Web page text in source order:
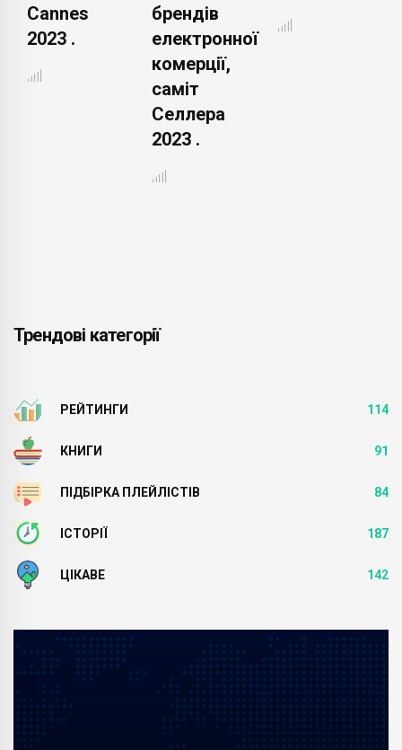
брендів
електронної
саміт
Трендові категорії
РЕЙТИНГИ 114
КНИГИ 91
ПІДБІРКА ПЛЕЙЛІСТІВ 84
ІСТОРІЇ 187
ЦІКАВЕ 142